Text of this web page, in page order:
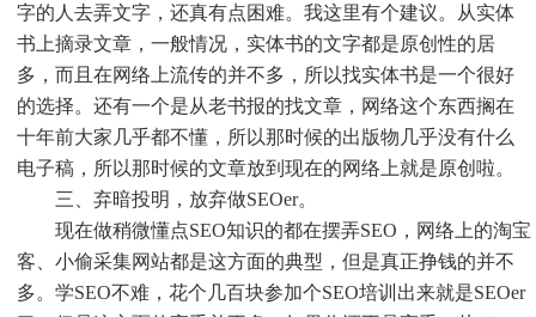
字的人去弄文字，还真有点困难。我这里有个建议。从实体
书上摘录文章，一般情况，实体书的文字都是原创性的居
多，而且在网络上流传的并不多，所以找实体书是一个很好
的选择。还有一个是从老书报的找文章，网络这个东西搁在
十年前大家几乎都不懂，所以那时候的出版物几乎没有什么
电子稿，所以那时候的文章放到现在的网络上就是原创啦。
三、弃暗投明，放弃做SEOer。
现在做稍微懂点SEO知识的都在摆弄SEO，网络上的淘宝
客、小偷采集网站都是这方面的典型，但是真正挣钱的并不
多。学SEO不难，花个几百块参加个SEO培训出来就是SEOer